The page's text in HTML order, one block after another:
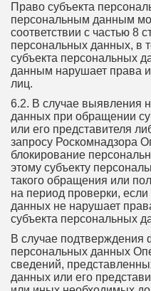
Право субъекта
персональным данным
соответствии с частью 8
персональных данных, в
субъекта персональных
данным нарушает права
лиц.
6.2. В случае выявления
данных при обращении
или его представителя
запросу Роскомнадзора
блокирование
этому субъекту
такого обращения или
на период проверки,
данных не нарушает
субъекта персональных
В случае подтверждения
персональных данных
сведений,
данных или его